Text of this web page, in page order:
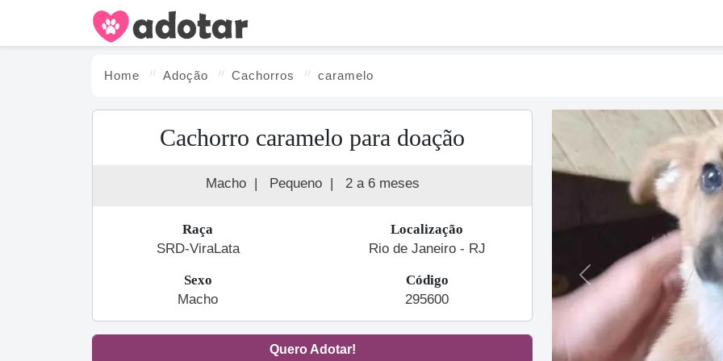
Home Adoção Cachorros caramelo
Cachorro caramelo para doação
Macho | Pequeno | 2 a 6 meses
Raça
SRD-ViraLata
Localização
Rio de Janeiro - RJ
Sexo
Macho
Código
295600
Quero Adotar!
Previous